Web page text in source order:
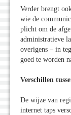
Verder brengt
wie de
plicht om de
administratieve
overigens – in
goed te worden
Verschillen
De wijze van
internet taps